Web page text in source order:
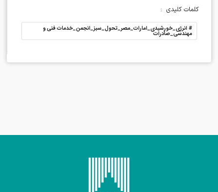
کلمات کلیدی :
# انرژی_خورشیدی_امارات_مصر_تحول_سبز_انجمن_خدمات فنی و
مهندسی_صادرات